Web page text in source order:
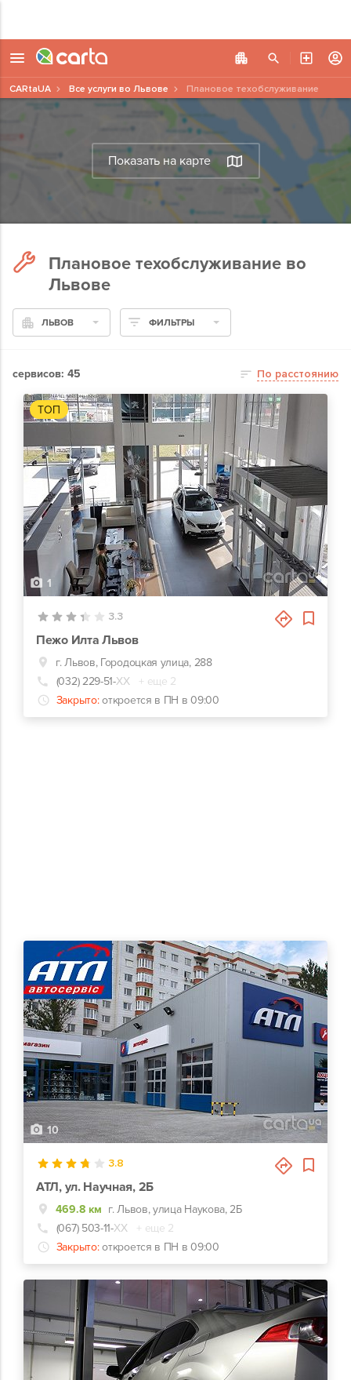
Показать на карте
CARtaUA Все услуги во Львове Плановое техобслуживание
Плановое техобслуживание во
Львове
ЛЬВОВ ФИЛЬТРЫ
сервисов: 45 По расстоянию
ТОП
1
3.3
Пежо Илта Львов
г. Львов, Городоцкая улица, 288
(032) 229-51-ХХ
+ еще 2
Закрыто: откроется в ПН в 09:00
10
3.8
АТЛ, ул. Научная, 2Б
469.8 км г. Львов, улица Наукова, 2Б
(067) 503-11-ХХ
+ еще 2
Закрыто: откроется в ПН в 09:00